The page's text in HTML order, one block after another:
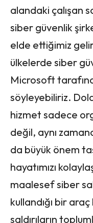
alandaki çalışan
siber güvenlik
elde ettiğimiz gelir
ülkelerde siber
Microsoft
söyleyebiliriz.
hizmet sadece
değil, aynı
da büyük önem
hayatımızı
maalesef siber
kullandığı bir
saldırıların